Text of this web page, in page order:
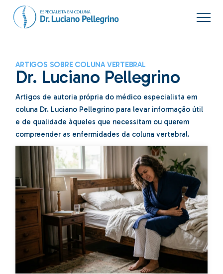
ARTIGOS SOBRE COLUNA VERTEBRAL
Dr. Luciano Pellegrino
Artigos de autoria própria do médico especialista em
coluna Dr. Luciano Pellegrino para levar informação útil
e de qualidade àqueles que necessitam ou querem
compreender as enfermidades da coluna vertebral.